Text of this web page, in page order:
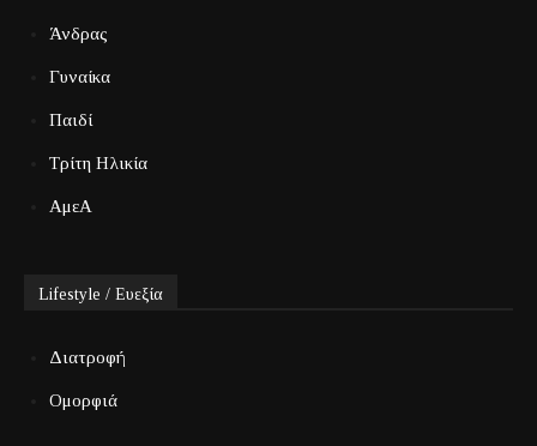
Άνδρας
Γυναίκα
Παιδί
Τρίτη Ηλικία
ΑμεΑ
Lifestyle / Ευεξία
Διατροφή
Ομορφιά